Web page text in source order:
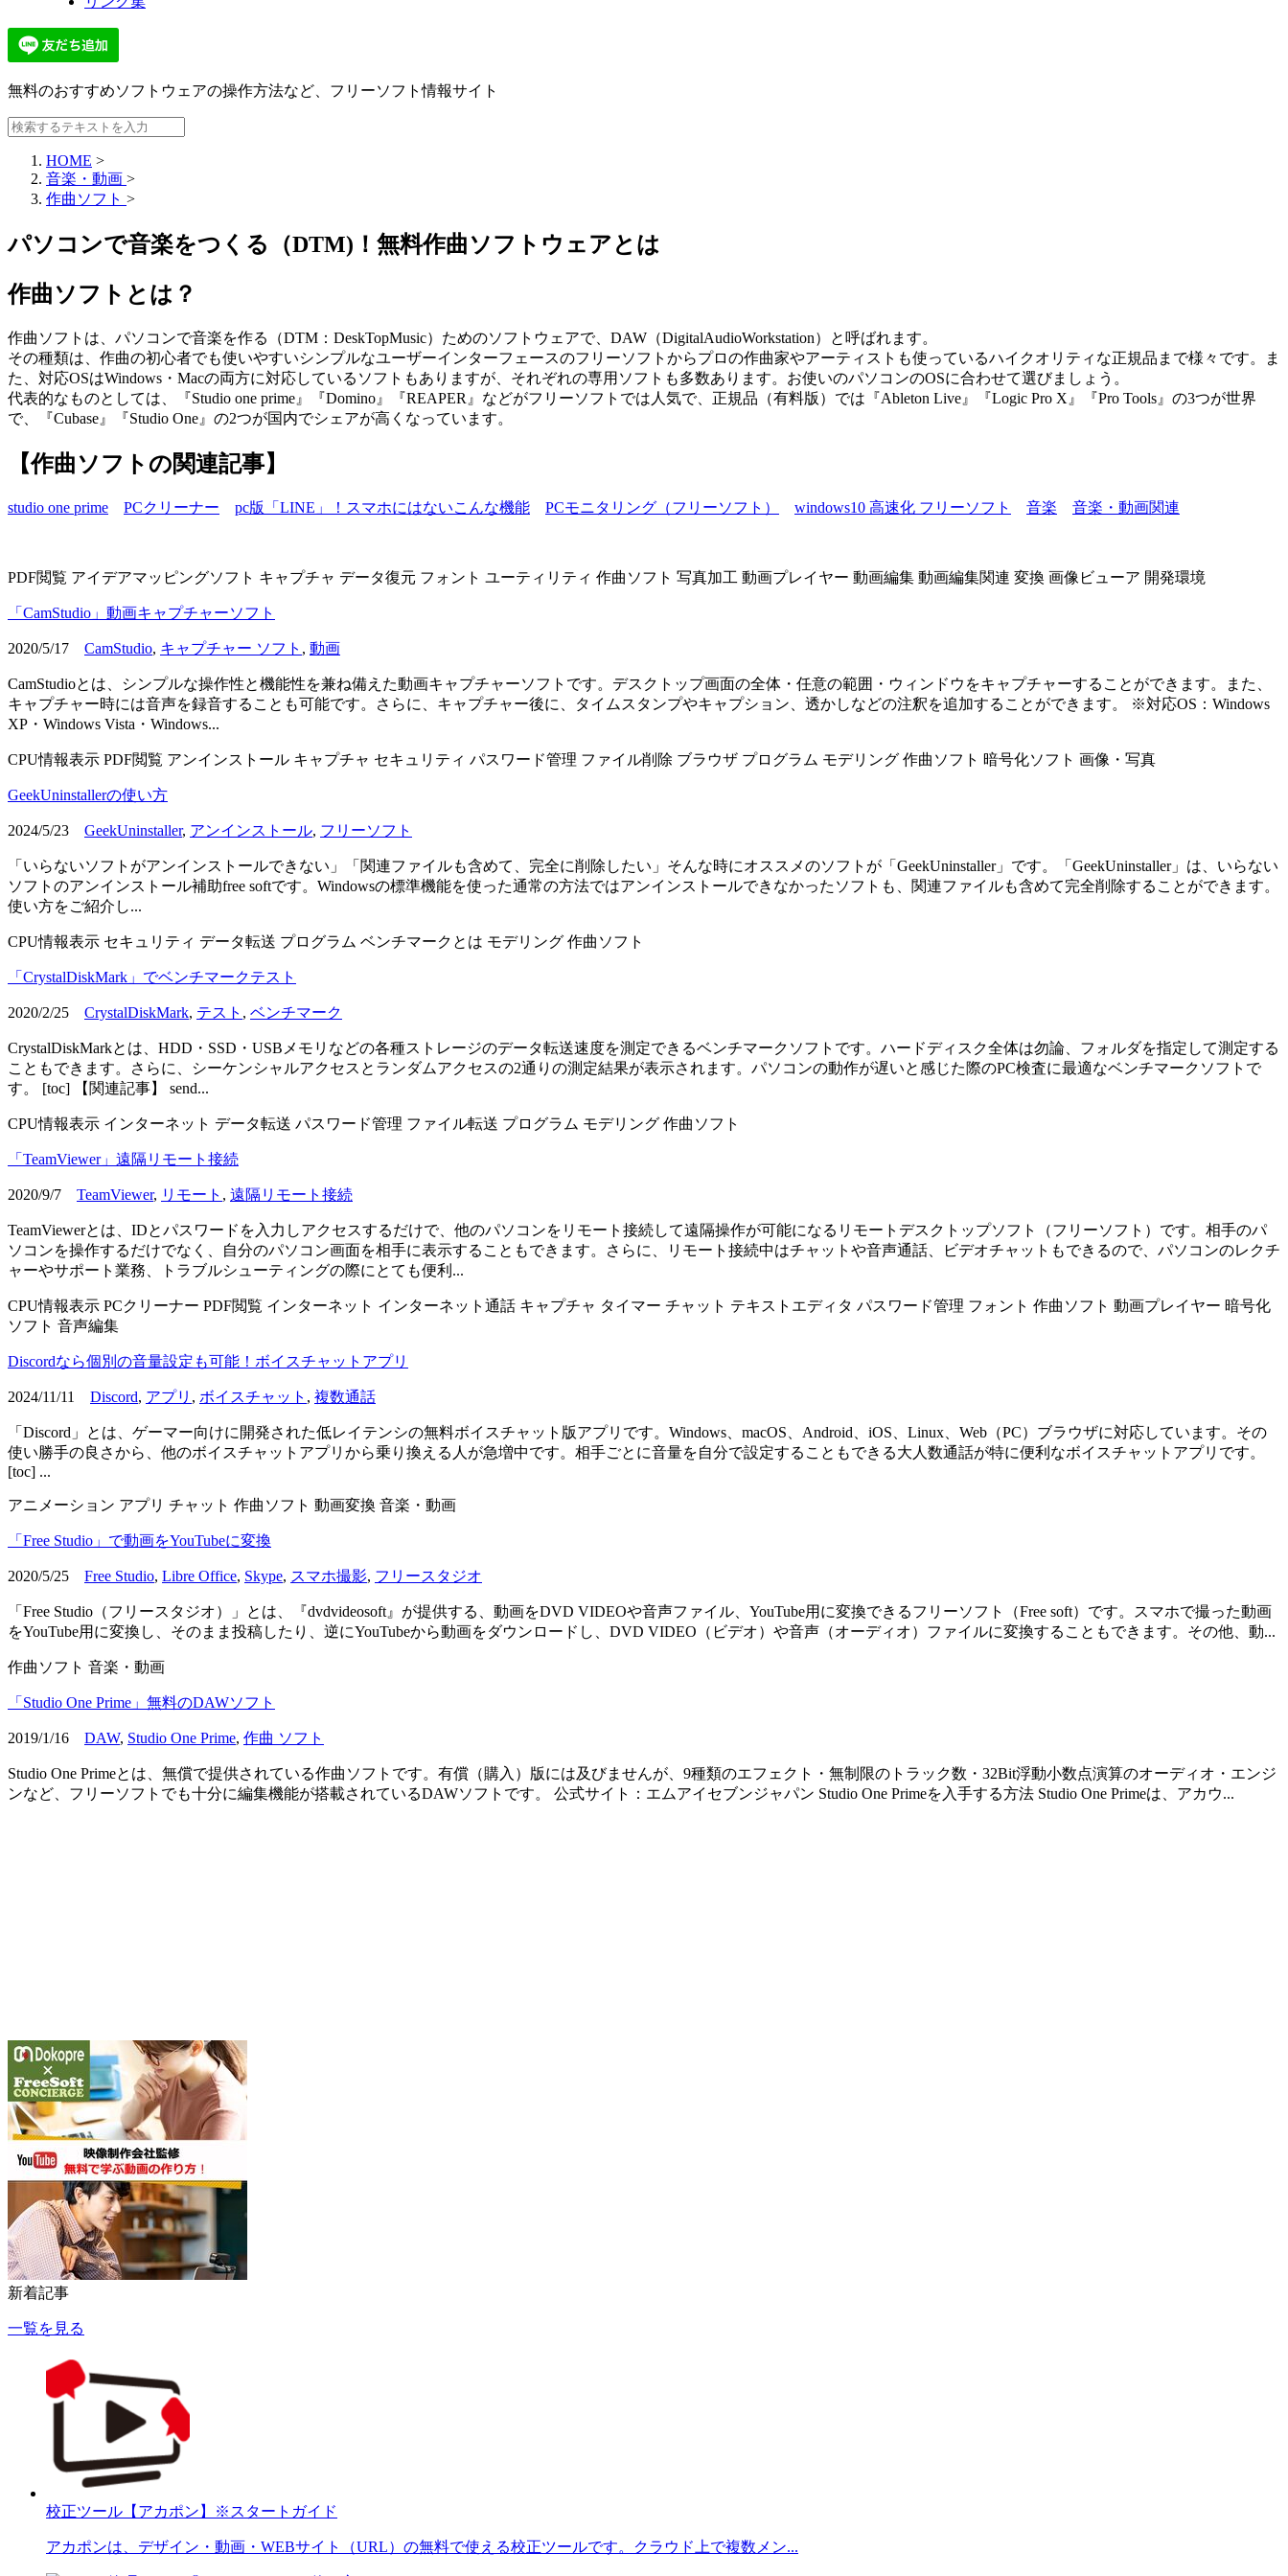
無料のおすすめソフトウェアの操作方法など、 フリーソフト情報サイト
HOME >
音楽・動画 >
作曲ソフト >
パソコンで音楽をつくる（DTM)！無料作曲ソフトウェアとは
作曲ソフトとは？
作曲ソフトは、パソコンで音楽を作る（DTM：DeskTopMusic）ためのソフトウェアで、DAW（DigitalAudioWorkstation）と呼ばれます。
その種類は、作曲の初心者でも使いやすいシンプルなユーザーインターフェースのフリーソフトからプロの作曲家やアーティストも使っているハイクオリティな正規品まで様々です。ま
た、対応OSはWindows・Macの両方に対応しているソフトもありますが、それぞれの専用ソフトも多数あります。お使いのパソコンのOSに合わせて選びましょう。
代表的なものとしては、『Studio one prime』『Domino』『REAPER』などがフリーソフトでは人気で、正規品（有料版）では『Ableton Live』『Logic Pro X』『Pro Tools』の3つが世界
で、『Cubase』『Studio One』の2つが国内でシェアが高くなっています。
【作曲ソフトの関連記事】
studio one prime PCクリーナー pc版「LINE」！スマホにはないこんな機能 PCモニタリング（フリーソフト） windows10 高速化 フリーソフト 音楽 音楽・動画関連
PDF閲覧 アイデアマッピングソフト キャプチャ データ復元 フォント ユーティリティ 作曲ソフト 写真加工 動画プレイヤー 動画編集 動画編集関連 変換 画像ビューア 開発環境
「CamStudio」動画キャプチャーソフト
2020/5/17 CamStudio, キャプチャー ソフト , 動画
CamStudioとは、シンプルな操作性と機能性を兼ね備えた動画キャプチャーソフトです。デスクトップ画面の全体・任意の範囲・ウィンドウをキャプチャーすることができます。また、
キャプチャー時には音声を録音することも可能です。さらに、キャプチャー後に、タイムスタンプやキャプション、透かしなどの注釈を追加することができます。 ※対応OS：Windows
XP・Windows Vista・Windows...
CPU情報表示 PDF閲覧 アンインストール キャプチャ セキュリティ パスワード管理 ファイル削除 ブラウザ プログラム モデリング 作曲ソフト 暗号化ソフト 画像・写真
GeekUninstallerの使い方
2024/5/23 GeekUninstaller, アンインストール, フリーソフト
「いらないソフトがアンインストールできない」「関連ファイルも含めて、完全に削除したい」そんな時にオススメのソフトが「GeekUninstaller」です。「GeekUninstaller」は、いらない
ソフトのアンインストール補助free softです。Windowsの標準機能を使った通常の方法ではアンインストールできなかったソフトも、関連ファイルも含めて完全削除することができます。
使い方をご紹介し...
CPU情報表示 セキュリティ データ転送 プログラム ベンチマークとは モデリング 作曲ソフト
「CrystalDiskMark」でベンチマークテスト
2020/2/25 CrystalDiskMark, テスト , ベンチマーク
CrystalDiskMarkとは、HDD・SSD・USBメモリなどの各種ストレージのデータ転送速度を測定できるベンチマークソフトです。ハードディスク全体は勿論、フォルダを指定して測定する
こともできます。さらに、シーケンシャルアクセスとランダムアクセスの2通りの測定結果が表示されます。パソコンの動作が遅いと感じた際のPC検査に最適なベンチマークソフトで
す。 [toc] 【関連記事】 send...
CPU情報表示 インターネット データ転送 パスワード管理 ファイル転送 プログラム モデリング 作曲ソフト
「TeamViewer」遠隔リモート接続
2020/9/7 TeamViewer, リモート , 遠隔リモート接続
TeamViewerとは、IDとパスワードを入力しアクセスするだけで、他のパソコンをリモート接続して遠隔操作が可能になるリモートデスクトップソフト（フリーソフト）です。相手のパ
ソコンを操作するだけでなく、自分のパソコン画面を相手に表示することもできます。さらに、リモート接続中はチャットや音声通話、ビデオチャットもできるので、パソコンのレクチ
ャーやサポート業務、トラブルシューティングの際にとても便利...
CPU情報表示 PCクリーナー PDF閲覧 インターネット インターネット通話 キャプチャ タイマー チャット テキストエディタ パスワード管理 フォント 作曲ソフト 動画プレイヤー 暗号化
ソフト 音声編集
Discordなら個別の音量設定も可能！ボイスチャットアプリ
2024/11/11 Discord, アプリ , ボイスチャット , 複数通話
「Discord」とは、ゲーマー向けに開発された低レイテンシの無料ボイスチャット版アプリです。Windows、macOS、Android、iOS、Linux、Web（PC）ブラウザに対応しています。その
使い勝手の良さから、他のボイスチャットアプリから乗り換える人が急増中です。相手ごとに音量を自分で設定することもできる大人数通話が特に便利なボイスチャットアプリです。
[toc] ...
アニメーション アプリ チャット 作曲ソフト 動画変換 音楽・動画
「Free Studio」で動画をYouTubeに変換
2020/5/25 Free Studio, Libre Office, Skype, スマホ撮影, フリースタジオ
「Free Studio（フリースタジオ）」とは、『dvdvideosoft』が提供する、動画をDVD VIDEOや音声ファイル、YouTube用に変換できるフリーソフト（Free soft）です。スマホで撮った動画
をYouTube用に変換し、そのまま投稿したり、逆にYouTubeから動画をダウンロードし、DVD VIDEO（ビデオ）や音声（オーディオ）ファイルに変換することもできます。その他、動...
作曲ソフト 音楽・動画
「Studio One Prime」無料のDAWソフト
2019/1/16 DAW, Studio One Prime, 作曲 ソフト
Studio One Primeとは、無償で提供されている作曲ソフトです。有償（購入）版には及びませんが、9種類のエフェクト・無制限のトラック数・32Bit浮動小数点演算のオーディオ・エンジ
ンなど、フリーソフトでも十分に編集機能が搭載されているDAWソフトです。 公式サイト：エムアイセブンジャパン Studio One Primeを入手する方法 Studio One Primeは、アカウ...
新着記事
一覧を見る
校正ツール【アカポン】※スタートガイド
アカポンは、デザイン・動画・WEBサイト（URL）の無料で使える校正ツールです。クラウド上で複数メン...